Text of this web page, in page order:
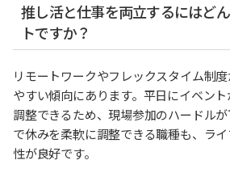
推し活と仕事を両立するにはど
トですか？
リモートワークやフレックスタイム制
やすい傾向にあります。平日にイベン
調整できるため、現場参加のハードル
で休みを柔軟に調整できる職種も、ラ
性が良好です。